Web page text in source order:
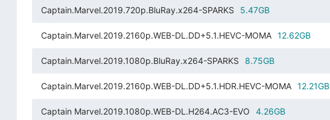
Captain.Marvel.2019.720p.BluRay.x264-SPARKS 5.47GB
Captain.Marvel.2019.2160p.WEB-DL.DD+5.1.HEVC-MOMA 12.62GB
Captain.Marvel.2019.1080p.BluRay.x264-SPARKS 8.75GB
Captain.Marvel.2019.2160p.WEB-DL.DD+5.1.HDR.HEVC-MOMA 12.21GB
Captain Marvel.2019.1080p.WEB-DL.H264.AC3-EVO 4.26GB